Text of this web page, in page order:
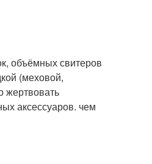
объёмных свитеров
(меховой,
жертвовать
аксессуаров. чем